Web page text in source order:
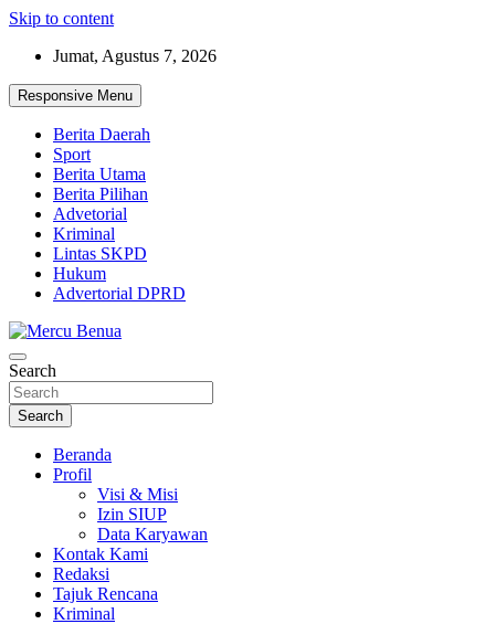
Skip to content
Jumat, Agustus 7, 2026
Responsive Menu
Berita Daerah
Sport
Berita Utama
Berita Pilihan
Advetorial
Kriminal
Lintas SKPD
Hukum
Advertorial DPRD
Mercu Benua
Suara Masyarakat Bawah
Search
Search
Beranda
Profil
Visi & Misi
Izin SIUP
Data Karyawan
Kontak Kami
Redaksi
Tajuk Rencana
Kriminal